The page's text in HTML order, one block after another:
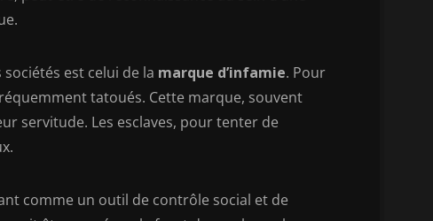
est celui de la marque d’infamie. Pour
tatoués. Cette marque, souvent
servitude. Les esclaves, pour tenter de
comme un outil de contrôle social et de